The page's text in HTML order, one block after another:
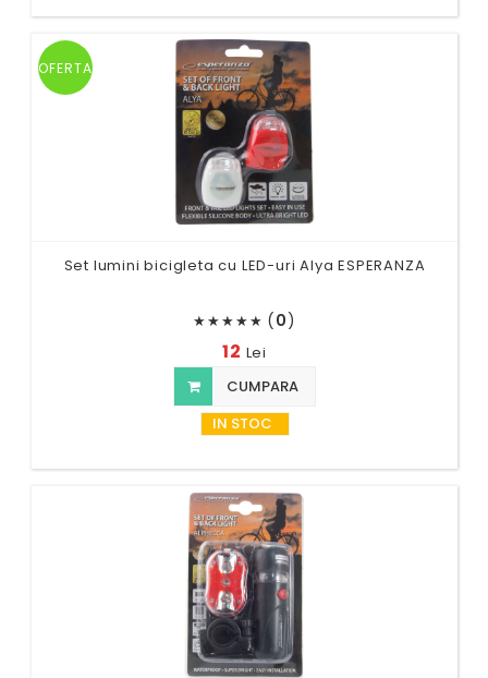
OFERTA
Set lumini bicigleta cu LED-uri Alya ESPERANZA
★★★★★ (0)
12 Lei
CUMPARA
IN STOC